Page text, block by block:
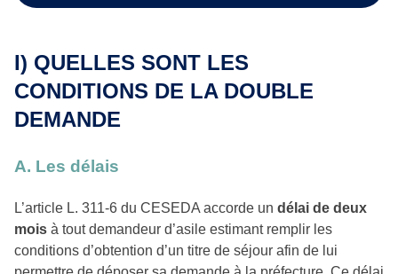
I) QUELLES SONT LES
CONDITIONS DE LA DOUBLE
DEMANDE
A. Les délais
L’article L. 311-6 du CESEDA accorde un délai de deux
mois à tout demandeur d’asile estimant remplir les
conditions d’obtention d’un titre de séjour afin de lui